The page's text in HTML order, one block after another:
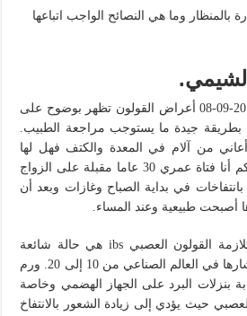
. 2018-09-08 أعراض القولون تظهر بوضوح على
بطريقة جيدة ما يستوجب مراجعة الطبيب.
أعاني من آلام في المعدة والكتف فهل لها
علاقة بالقولون السلام عليكم أنا فتاة عمري 30 عاما مقبلة على الزواج
في بداية الصباح وغازات وبعد أن
أصبحت طبيعية وعند المساء.
امراض القولون واهمها متلازمة القولون العصبي ibs هي حالة شائعة
جدا والتي تتراوح نسبة انتشارها في العالم الصناعي من 10 إلى 20. ورم
بنزلات البرد على الجهاز الهضمي وخاصة
حيث يؤدي إلى زيادة الشعور بالانتفاخ